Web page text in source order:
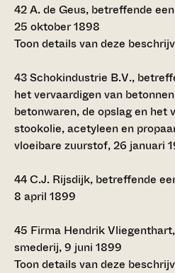
42A. de Geus, betreffende
25 oktober 1898
Toon details van deze
43Schokindustrie B.V.,
het vervaardigen van
betonwaren, de opslag en het
stookolie, acetyleen en
vloeibare zuurstof, 26 januari
44C.J. Rijsdijk, betreffende
8 april 1899
45 Firma Hendrik
smederij, 9 juni 1899
Toon details van deze